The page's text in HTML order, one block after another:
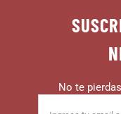
No te